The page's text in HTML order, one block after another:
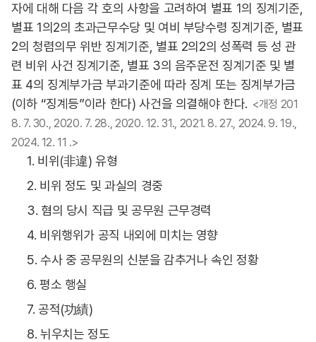
자에 대해 다음 각 호의 사항을 고려하여 별표 1의 징계기준,
별표 1의2의 초과근무수당 및 여비 부당수령 징계기준, 별표
2의 청렴의무 위반 징계기준, 별표 2의2의 성폭력 등 성 관
련 비위 사건 징계기준, 별표 3의 음주운전 징계기준 및 별
표 4의 징계부가금 부과기준에 따라 징계 또는 징계부가금
(이하 “징계등”이라 한다) 사건을 의결해야 한다. <개정 201
8. 7. 30., 2020. 7. 28., 2020. 12. 31., 2021. 8. 27., 2024. 9. 19.,
2024. 12. 11 .>
1. 비위(非違) 유형
2. 비위 정도 및 과실의 경중
3. 혐의 당시 직급 및 공무원 근무경력
4. 비위행위가 공직 내외에 미치는 영향
5. 수사 중 공무원의 신분을 감추거나 속인 정황
6. 평소 행실
7. 공적(功績)
8. 뉘우치는 정도